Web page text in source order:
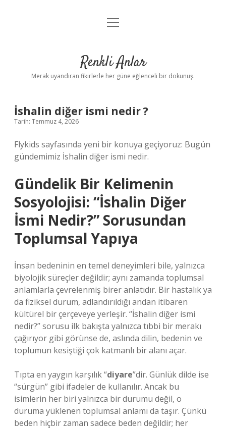
Anasayfa
Yasal Uyarı
menüyü
Renkli Anlar
Merak uyandıran fikirlerle her güne eğlenceli bir dokunuş.
İshalin diğer ismi nedir ?
Tarih: Temmuz 4, 2026
Flykids sayfasında yeni bir konuya geçiyoruz: Bugün
gündemimiz İshalin diğer ismi nedir.
Gündelik Bir Kelimenin
Sosyolojisi: “İshalin Diğer
İsmi Nedir?” Sorusundan
Toplumsal Yapıya
İnsan bedeninin en temel deneyimleri bile, yalnızca
biyolojik süreçler değildir; aynı zamanda toplumsal
anlamlarla çevrelenmiş birer anlatıdır. Bir hastalık ya
da fiziksel durum, adlandırıldığı andan itibaren
kültürel bir çerçeveye yerleşir. “İshalin diğer ismi
nedir?” sorusu ilk bakışta yalnızca tıbbi bir merakı
çağırıyor gibi görünse de, aslında dilin, bedenin ve
toplumun kesiştiği çok katmanlı bir alanı açar.
Tıpta en yaygın karşılık “diyare”dir. Günlük dilde ise
“sürgün” gibi ifadeler de kullanılır. Ancak bu
isimlerin her biri yalnızca bir durumu değil, o
duruma yüklenen toplumsal anlamı da taşır. Çünkü
beden hiçbir zaman sadece beden değildir; her